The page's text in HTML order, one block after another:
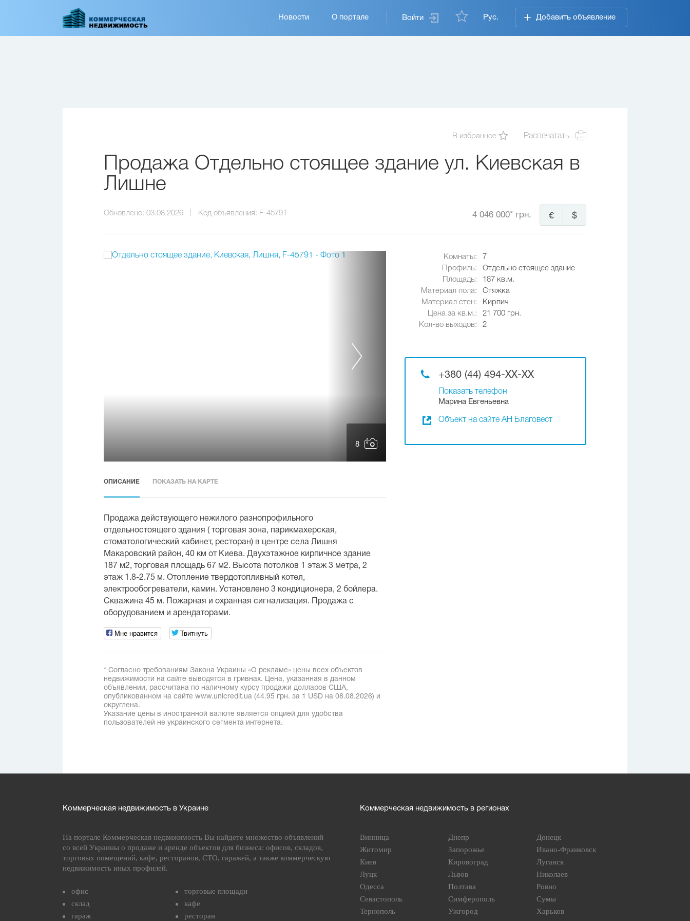
Войти Рус. Добавить объявление
Основная
навигация
Новости О портале
В избранное Распечатать
Продажа Отдельно стоящее здание ул. Киевская в
Лишне
Обновлено: 03.08.2026 Код объявления: F-45791 4 046 000* грн. $
€
8
Комнаты:
7
Профиль:
Отдельно стоящее здание
Площадь:
187 кв.м.
Материал пола:
Стяжка
Материал стен:
Кирпич
Цена за кв.м.:
21 700 грн.
Кол-во выходов:
2
+380 (44) 494-XX-XX
Показать телефон
Марина Евгеньевна
Объект на сайте АН Благовест
ОПИСАНИЕ ПОКАЗАТЬ НА КАРТЕ
Продажа действующего нежилого разнопрофильного
отдельностоящего здания ( торговая зона, парикмахерская,
стоматологический кабинет, ресторан) в центре села Лишня
Макаровский район, 40 км от Киева. Двухэтажное кирпичное здание
187 м2, торговая площадь 67 м2. Высота потолков 1 этаж 3 метра, 2
этаж 1.8-2.75 м. Отопление твердотопливный котел,
электрообогреватели, камин. Установлено 3 кондиционера, 2 бойлера.
Скважина 45 м. Пожарная и охранная сигнализация. Продажа с
оборудованием и арендаторами.
Мне нравится Твитнуть
* Согласно требованиям Закона Украины «О рекламе» цены всех объектов
недвижимости на сайте выводятся в гривнах. Цена, указанная в данном
объявлении, рассчитана по наличному курсу продажи долларов США,
опубликованном на сайте www.unicredit.ua (44.95 грн. за 1 USD на 08.08.2026) и
округлена.
Указание цены в иностранной валюте является опцией для удобства
пользователей не украинского сегмента интернета.
Коммерческая недвижимость в Украине
На портале Коммерческая недвижимость Вы найдете множество объявлений
со всей Украины о продаже и аренде объектов для бизнеса: офисов, складов,
торговых помещений, кафе, ресторанов, СТО, гаражей, а также коммерческую
недвижимость иных профилей.
офис
торговые площади
склад
кафе
гараж
ресторан
Коммерческая недвижимость в регионах
Винница Днепр
Донецк
Житомир
Запорожье
Ивано-Франковск
Киев
Кировоград
Луганск
Луцк
Львов
Николаев
Одесса
Полтава
Ровно
Севастополь
Симферополь
Сумы
Тернополь
Ужгород
Харьков